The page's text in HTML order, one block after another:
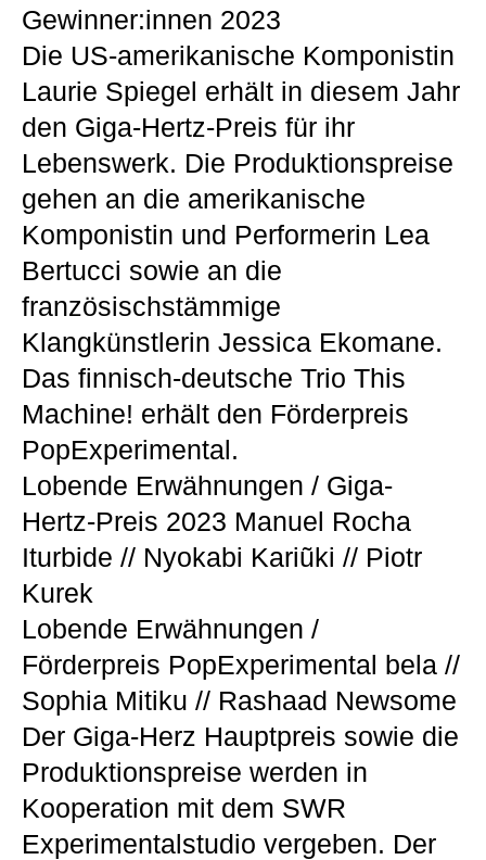
Gewinner:innen 2023
Die US-amerikanische Komponistin
Laurie Spiegel erhält in diesem Jahr
den Giga-Hertz-Preis für ihr
Lebenswerk. Die Produktionspreise
gehen an die amerikanische
Komponistin und Performerin Lea
Bertucci sowie an die
französischstämmige
Klangkünstlerin Jessica Ekomane.
Das finnisch-deutsche Trio This
Machine! erhält den Förderpreis
PopExperimental.
Lobende Erwähnungen / Giga-
Hertz-Preis 2023 Manuel Rocha
Iturbide // Nyokabi Kariũki // Piotr
Kurek
Lobende Erwähnungen /
Förderpreis PopExperimental bela //
Sophia Mitiku // Rashaad Newsome
Der Giga-Herz Hauptpreis sowie die
Produktionspreise werden in
Kooperation mit dem SWR
Experimentalstudio vergeben. Der